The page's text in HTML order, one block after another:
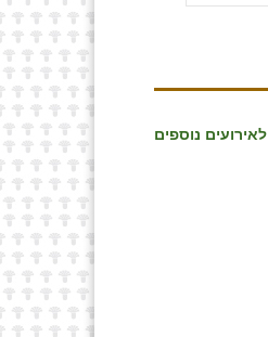
לאירועים נוספים